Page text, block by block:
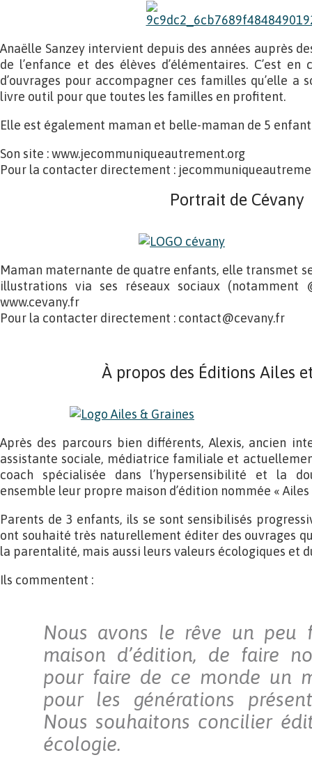
Anaëlle Sanzey intervient depuis des années auprès
de l’enfance et des élèves d’élémentaires. C’est
d’ouvrages pour accompagner ces familles qu’elle a
livre outil pour que toutes les familles en profitent.
Elle est également maman et belle-maman de 5
Son site : www.jecommuniqueautrement.org
Pour la contacter directement :
Portrait de Cévany
Maman maternante de quatre enfants, elle transmet
illustrations via ses réseaux sociaux (notamment
www.cevany.fr
Pour la contacter directement : contact@cevany.fr
À propos des Éditions Ailes
Après des parcours bien différents, Alexis, ancien
assistante sociale, médiatrice familiale et
coach spécialisée dans l’hypersensibilité et la
ensemble leur propre maison d’édition nommée «
Parents de 3 enfants, ils se sont sensibilisés
ont souhaité très naturellement éditer des ouvrages
la parentalité, mais aussi leurs valeurs écologiques et
Ils commentent :
Nous avons le rêve un peu
maison d’édition, de faire
pour faire de ce monde un
pour les générations
Nous souhaitons concilier
écologie.